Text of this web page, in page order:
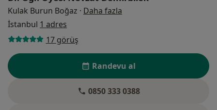
Kulak Burun Boğaz · Daha fazla
İstanbul 1 adres
17 görüş
Randevu al
0850 333 0388